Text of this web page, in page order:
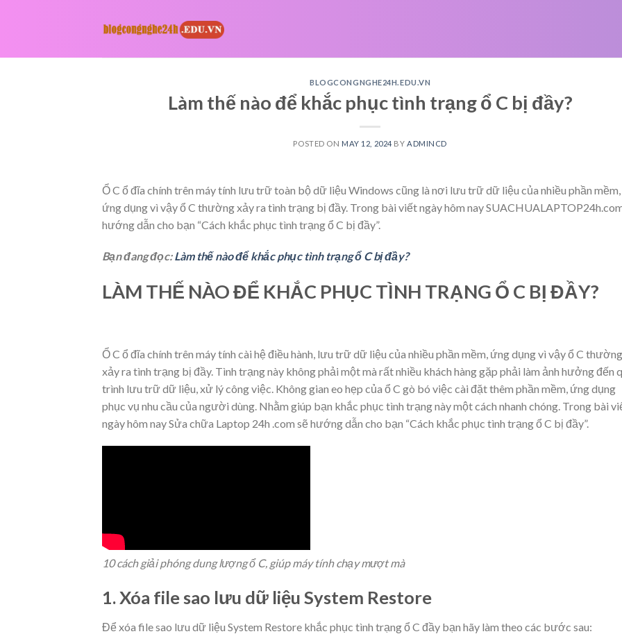
BLOGCONGNGHE24H.EDU.VN
Làm thế nào để khắc phục tình trạng ổ C bị đầy?
POSTED ON MAY 12, 2024 BY ADMINCD
Ổ C ổ đĩa chính trên máy tính lưu trữ toàn bộ dữ liệu Windows cũng là nơi lưu trữ dữ liệu của nhiều phần mềm,
ứng dụng vì vậy ổ C thường xảy ra tình trạng bị đầy. Trong bài viết ngày hôm nay
hướng dẫn cho bạn “Cách khắc phục tình trạng ổ C bị đầy”.
Bạn đang đọc:Làm thế nào để khắc phục tình trạng ổ C bị đầy?
LÀM THẾ NÀO ĐỂ KHẮC PHỤC TÌNH TRẠNG Ổ C BỊ ĐẦY?
Ổ C ổ đĩa chính trên máy tính cài hệ điều hành, lưu trữ dữ liệu của nhiều phần mềm, ứng dụng vì vậy ổ C thường
xảy ra tình trạng bị đầy. Tình trạng này không phải một mà rất nhiều khách hàng gặp phải làm ảnh hưởng đến
trình lưu trữ dữ liệu, xử lý công việc. Không gian eo hẹp của ổ C gò bó việc cài đặt thêm phần mềm, ứng dụng
phục vụ nhu cầu của người dùng. Nhằm giúp bạn khắc phục tình trạng này một cách nhanh chóng. Trong bài
ngày hôm nay Sửa chữa Laptop 24h .com sẽ hướng dẫn cho bạn “Cách khắc phục tình trạng ổ C bị đầy”.
10 cách giải phóng dung lượng ổ C, giúp máy tính chạy mượt mà
1. Xóa file sao lưu dữ liệu System Restore
Để xóa file sao lưu dữ liệu System Restore khắc phục tình trạng ổ C đầy bạn hãy làm theo các bước sau: